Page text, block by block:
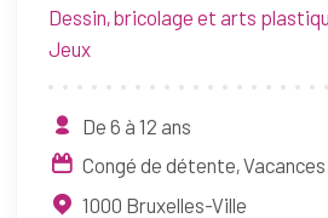
Dessin, bricolage et arts
Jeux
De 6 à 12 ans
Congé de détente
1000 Bruxelles-Ville